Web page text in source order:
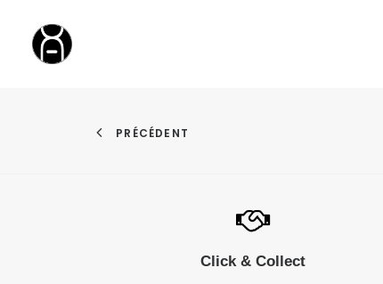
PRÉCÉDENT
Click & Collect